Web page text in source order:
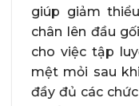
giúp giảm
chân lên đầu
cho việc tập
mệt mỏi sau
đầy đủ các